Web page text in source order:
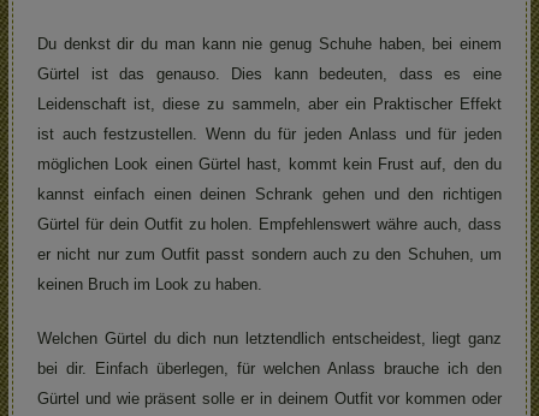
Du denkst dir du man kann nie genug Schuhe haben, bei einem
Gürtel ist das genauso. Dies kann bedeuten, dass es eine
Leidenschaft ist, diese zu sammeln, aber ein Praktischer Effekt
ist auch festzustellen. Wenn du für jeden Anlass und für jeden
möglichen Look einen Gürtel hast, kommt kein Frust auf, den du
kannst einfach einen deinen Schrank gehen und den richtigen
Gürtel für dein Outfit zu holen. Empfehlenswert währe auch, dass
er nicht nur zum Outfit passt sondern auch zu den Schuhen, um
keinen Bruch im Look zu haben.
Welchen Gürtel du dich nun letztendlich entscheidest, liegt ganz
bei dir. Einfach überlegen, für welchen Anlass brauche ich den
Gürtel und wie präsent solle er in deinem Outfit vor kommen oder